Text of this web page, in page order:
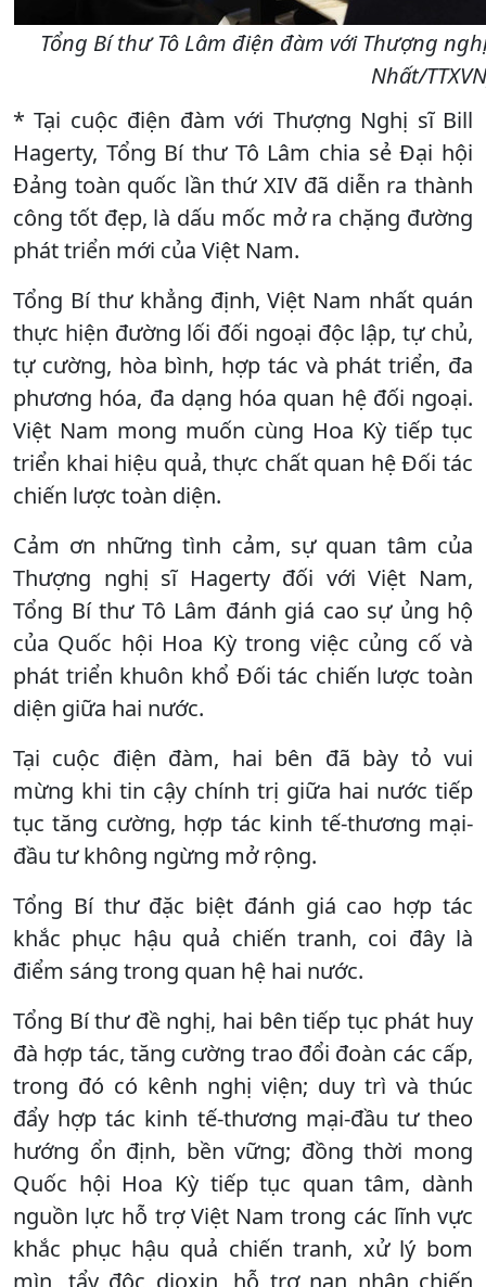
Tổng Bí thư Tô Lâm điện đàm với Thượng
Nhất/
* Tại cuộc điện đàm với Thượng Nghị sĩ Bill
Hagerty, Tổng Bí thư Tô Lâm chia sẻ Đại hội
Đảng toàn quốc lần thứ XIV đã diễn ra thành
công tốt đẹp, là dấu mốc mở ra chặng đường
phát triển mới của Việt Nam.
Tổng Bí thư khẳng định, Việt Nam nhất quán
thực hiện đường lối đối ngoại độc lập, tự chủ,
tự cường, hòa bình, hợp tác và phát triển, đa
phương hóa, đa dạng hóa quan hệ đối ngoại.
Việt Nam mong muốn cùng Hoa Kỳ tiếp tục
triển khai hiệu quả, thực chất quan hệ Đối tác
chiến lược toàn diện.
Cảm ơn những tình cảm, sự quan tâm của
Thượng nghị sĩ Hagerty đối với Việt Nam,
Tổng Bí thư Tô Lâm đánh giá cao sự ủng hộ
của Quốc hội Hoa Kỳ trong việc củng cố và
phát triển khuôn khổ Đối tác chiến lược toàn
diện giữa hai nước.
Tại cuộc điện đàm, hai bên đã bày tỏ vui
mừng khi tin cậy chính trị giữa hai nước tiếp
tục tăng cường, hợp tác kinh tế-thương mại-
đầu tư không ngừng mở rộng.
Tổng Bí thư đặc biệt đánh giá cao hợp tác
khắc phục hậu quả chiến tranh, coi đây là
điểm sáng trong quan hệ hai nước.
Tổng Bí thư đề nghị, hai bên tiếp tục phát huy
đà hợp tác, tăng cường trao đổi đoàn các cấp,
trong đó có kênh nghị viện; duy trì và thúc
đẩy hợp tác kinh tế-thương mại-đầu tư theo
hướng ổn định, bền vững; đồng thời mong
Quốc hội Hoa Kỳ tiếp tục quan tâm, dành
nguồn lực hỗ trợ Việt Nam trong các lĩnh vực
khắc phục hậu quả chiến tranh, xử lý bom
mìn, tẩy độc dioxin, hỗ trợ nạn nhân chiến